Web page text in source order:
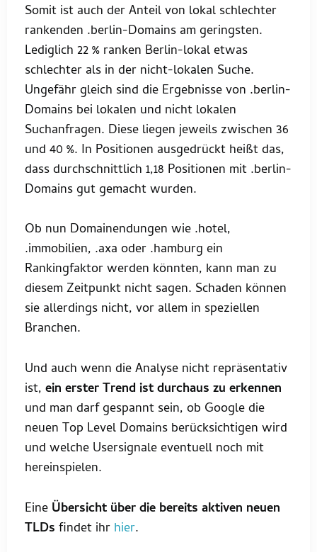
Somit ist auch der Anteil von lokal schlechter
rankenden .berlin-Domains am geringsten.
Lediglich 22 % ranken Berlin-lokal etwas
schlechter als in der nicht-lokalen Suche.
Ungefähr gleich sind die Ergebnisse von .berlin-
Domains bei lokalen und nicht lokalen
Suchanfragen. Diese liegen jeweils zwischen 36
und 40 %. In Positionen ausgedrückt heißt das,
dass durchschnittlich 1,18 Positionen mit .berlin-
Domains gut gemacht wurden.
Ob nun Domainendungen wie .hotel,
.immobilien, .axa oder .hamburg ein
Rankingfaktor werden könnten, kann man zu
diesem Zeitpunkt nicht sagen. Schaden können
sie allerdings nicht, vor allem in speziellen
Branchen.
Und auch wenn die Analyse nicht repräsentativ
ist, ein erster Trend ist durchaus zu erkennen
und man darf gespannt sein, ob Google die
neuen Top Level Domains berücksichtigen wird
und welche Usersignale eventuell noch mit
hereinspielen.
Eine Übersicht über die bereits aktiven neuen
TLDs findet ihr hier.